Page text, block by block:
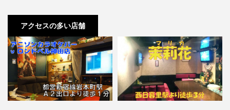
アクセスの多い店舗